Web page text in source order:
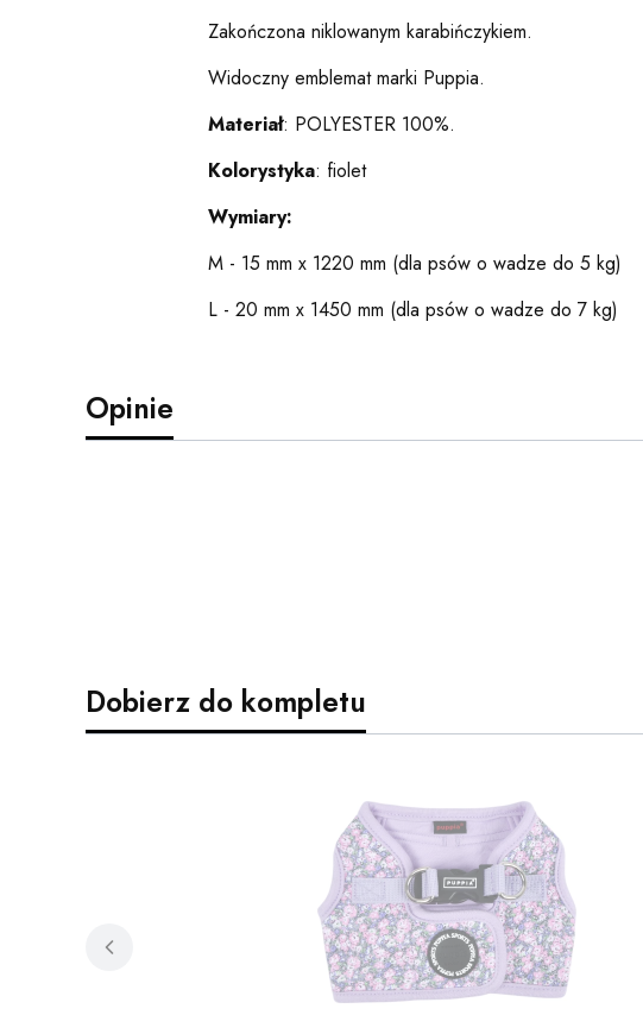
Zakończona niklowanym karabińczykiem.
Widoczny emblemat marki Puppia.
Materiał: POLYESTER 100%.
Kolorystyka: fiolet
Wymiary:
M - 15 mm x 1220 mm (dla psów o wadze do 5 kg)
L - 20 mm x 1450 mm (dla psów o wadze do 7 kg)
Opinie
Dobierz do kompletu